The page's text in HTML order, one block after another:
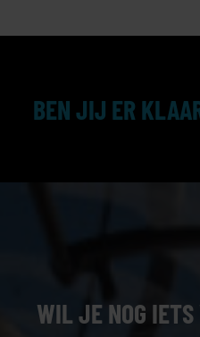
BEN JIJ ER
WIL JE NOG